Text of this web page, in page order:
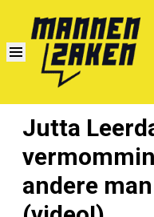
Jutta
andere